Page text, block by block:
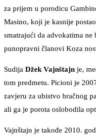
za prijem u porodicu
Masino, koji je kasnije
smatrajući da advokatima
punopravni članovi Koza
Sudija Džek Vajnštajn je,
tom predmetu. Picioni je
zavjeru za ubistvo bračnog
ali ga je porota oslobodila
Vajnštajn je takođe 2010.